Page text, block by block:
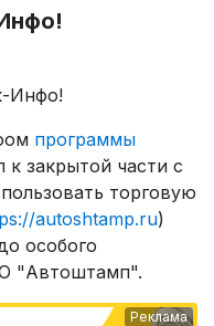
Инфо!
программы
закрытой части с
торговую
autoshtamp.ru)
особого
"Автоштамп".
Реклама